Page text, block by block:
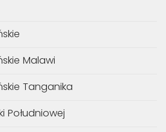
Malawi
Tanganika
Południowej